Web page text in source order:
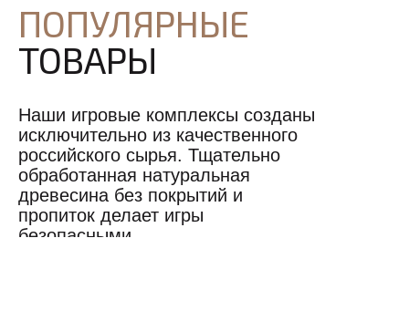
Наши игровые комплексы созданы
исключительно из качественного
российского сырья. Тщательно
обработанная натуральная
древесина без покрытий и
пропиток делает игры
безопасными.
ПОПУЛЯРНЫЕ
ТОВАРЫ